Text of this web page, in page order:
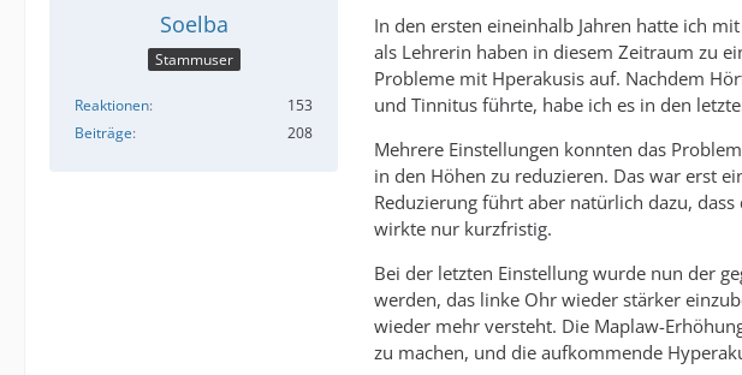
Soelba
Stammuser
Reaktionen
153
Beiträge
208
In den ersten eineinhalb Jahren hatte ich
als Lehrerin haben in diesem Zeitraum zu
Probleme mit Hperakusis auf. Nachdem
und Tinnitus führte, habe ich es in den
Mehrere Einstellungen konnten das
in den Höhen zu reduzieren. Das war erst
Reduzierung führt aber natürlich dazu,
wirkte nur kurzfristig.
Bei der letzten Einstellung wurde nun der
werden, das linke Ohr wieder stärker
wieder mehr versteht. Die Maplaw-
zu machen, und die aufkommende